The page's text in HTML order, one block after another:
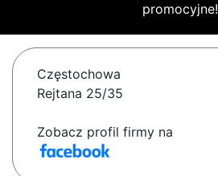
promocyjne!
Częstochowa
Rejtana 25/35
Zobacz profil firmy na